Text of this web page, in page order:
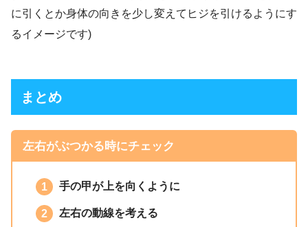
に引くとか身体の向きを少し変えてヒジを引けるようにす
るイメージです)
まとめ
左右がぶつかる時にチェック
手の甲が上を向くように
左右の動線を考える